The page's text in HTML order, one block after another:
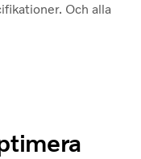
Och alla